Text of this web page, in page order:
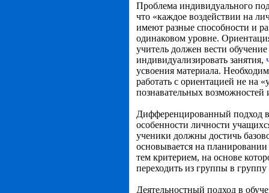
Проблема индивидуального
что «каждое воздействии на
имеют разные способности и
одинаковом уровне.
учитель должен вести
индивидуализировать занятия,
усвоения материала.
работать с ориентацией не на
познавательных возможностей
Дифференцированный подход в
особенности личности
ученики должны достичь
основывается на планировании
тем критерием, на основе
переходить из группы в группу
Деятельностный подход в